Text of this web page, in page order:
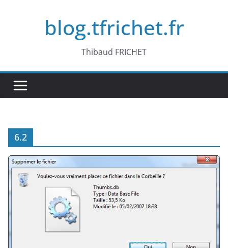
blog.tfrichet.fr
Thibaud FRICHET
6.2